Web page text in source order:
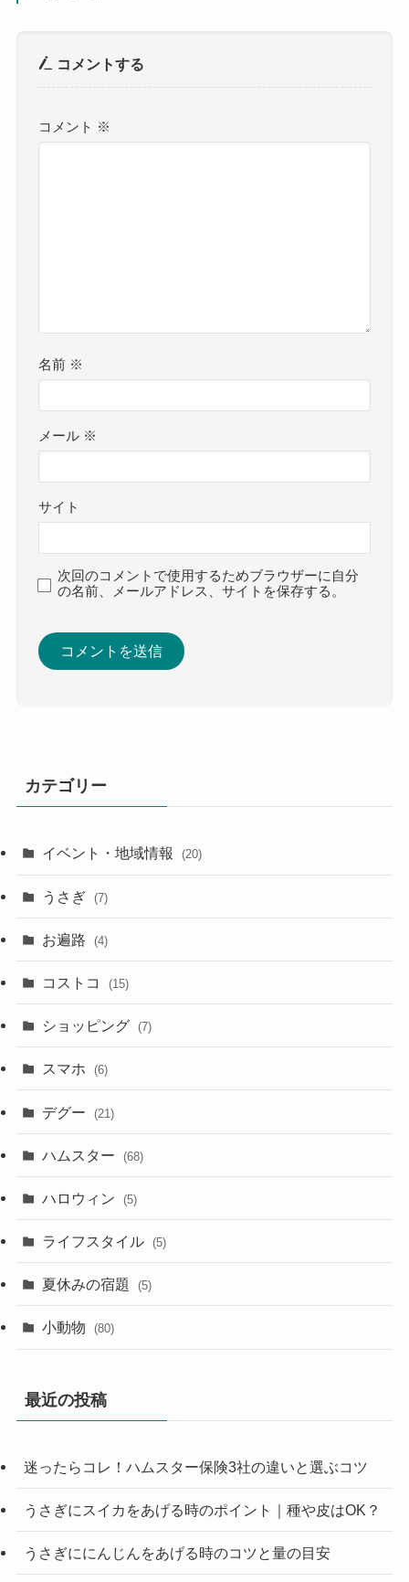
コメントする
コメント ※
名前 ※
メール ※
サイト
次回のコメントで使用するためブラウザーに自分
の名前、メールアドレス、サイトを保存する。
カテゴリー
イベント・地域情報 (20)
うさぎ (7)
お遍路 (4)
コストコ (15)
ショッピング (7)
スマホ (6)
デグー (21)
ハムスター (68)
ハロウィン (5)
ライフスタイル (5)
夏休みの宿題 (5)
小動物 (80)
最近の投稿
迷ったらコレ！ハムスター保険3社の違いと選ぶコツ
うさぎにスイカをあげる時のポイント｜種や皮はOK？
うさぎににんじんをあげる時のコツと量の目安